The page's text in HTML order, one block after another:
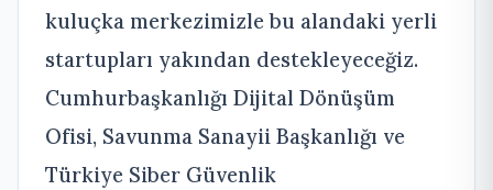
kuluçka merkezimizle bu alandaki yerli
startupları yakından destekleyeceğiz.
Cumhurbaşkanlığı Dijital Dönüşüm
Ofisi, Savunma Sanayii Başkanlığı ve
Türkiye Siber Güvenlik